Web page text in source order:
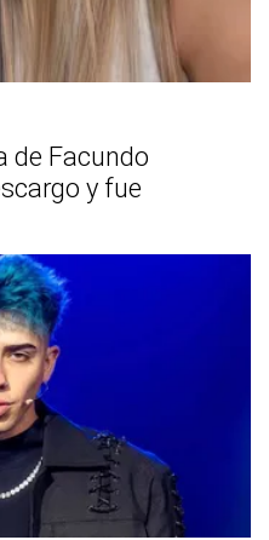
de Facundo
y fue